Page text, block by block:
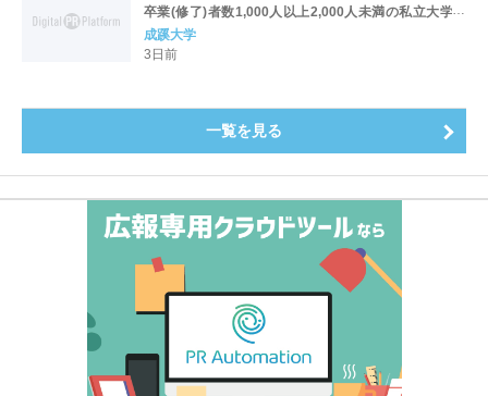
卒業(修了)者数1,000人以上2,000人未満の私立大学で
全国第1位を獲得！～実就職率は26.5%（前年比＋
4.3pt）に伸長、東京の私立大学でも10位にランクイン
成蹊大学
3日前
一覧を見る